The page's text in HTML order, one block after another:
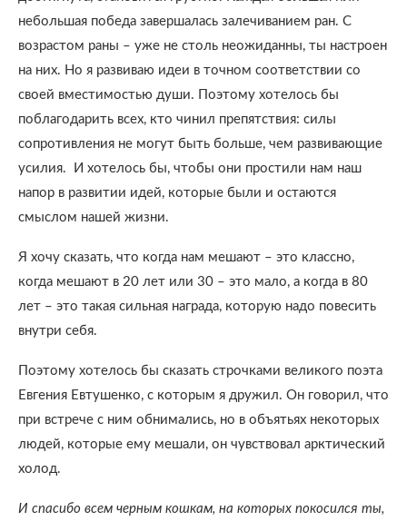
небольшая победа завершалась залечиванием ран. С
возрастом раны – уже не столь неожиданны, ты настроен
на них. Но я развиваю идеи в точном соответствии со
своей вместимостью души. Поэтому хотелось бы
поблагодарить всех, кто чинил препятствия: силы
сопротивления не могут быть больше, чем развивающие
усилия.
И хотелось бы, чтобы они простили нам наш
напор в развитии идей, которые были и остаются
смыслом нашей жизни.
Я хочу сказать, что когда нам мешают – это классно,
когда мешают в 20 лет или 30 – это мало, а когда в 80
лет – это такая сильная награда, которую надо повесить
внутри себя.
Поэтому хотелось бы сказать строчками великого поэта
Евгения Евтушенко, с которым я дружил. Он говорил, что
при встрече с ним обнимались, но в объятьях некоторых
людей, которые ему мешали, он чувствовал арктический
холод.
И спасибо всем черным кошкам, на которых покосился ты,